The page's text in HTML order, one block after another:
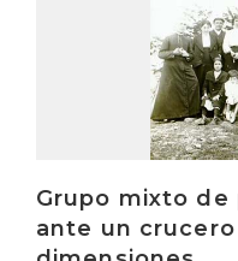
Grupo mixto de
ante un